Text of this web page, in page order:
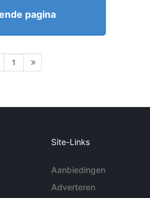
pagina
1
Site-Links
Aanbiedingen
Adverteren